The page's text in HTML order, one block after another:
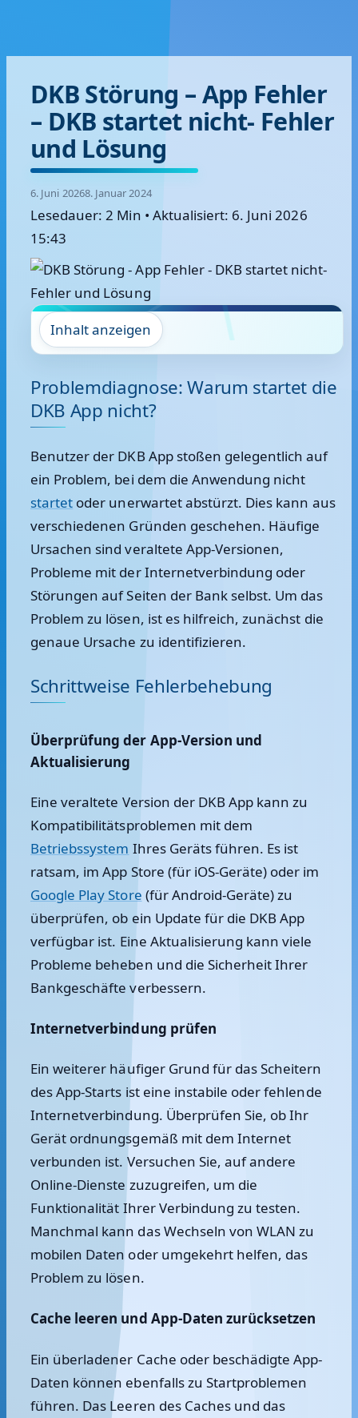
DKB Störung – App Fehler
– DKB startet nicht- Fehler
und Lösung
6. Juni 20268. Januar 2024
Lesedauer: 2 Min • Aktualisiert: 6. Juni 2026
15:43
Inhalt anzeigen
Problemdiagnose: Warum startet die
DKB App nicht?
Benutzer der DKB App stoßen gelegentlich auf
ein Problem, bei dem die Anwendung nicht
startet oder unerwartet abstürzt. Dies kann aus
verschiedenen Gründen geschehen. Häufige
Ursachen sind veraltete App-Versionen,
Probleme mit der Internetverbindung oder
Störungen auf Seiten der Bank selbst. Um das
Problem zu lösen, ist es hilfreich, zunächst die
genaue Ursache zu identifizieren.
Schrittweise Fehlerbehebung
Überprüfung der App-Version und
Aktualisierung
Eine veraltete Version der DKB App kann zu
Kompatibilitätsproblemen mit dem
Betriebssystem Ihres Geräts führen. Es ist
ratsam, im App Store (für iOS-Geräte) oder im
Google Play Store (für Android-Geräte) zu
überprüfen, ob ein Update für die DKB App
verfügbar ist. Eine Aktualisierung kann viele
Probleme beheben und die Sicherheit Ihrer
Bankgeschäfte verbessern.
Internetverbindung prüfen
Ein weiterer häufiger Grund für das Scheitern
des App-Starts ist eine instabile oder fehlende
Internetverbindung. Überprüfen Sie, ob Ihr
Gerät ordnungsgemäß mit dem Internet
verbunden ist. Versuchen Sie, auf andere
Online-Dienste zuzugreifen, um die
Funktionalität Ihrer Verbindung zu testen.
Manchmal kann das Wechseln von WLAN zu
mobilen Daten oder umgekehrt helfen, das
Problem zu lösen.
Cache leeren und App-Daten zurücksetzen
Ein überladener Cache oder beschädigte App-
Daten können ebenfalls zu Startproblemen
führen. Das Leeren des Caches und das